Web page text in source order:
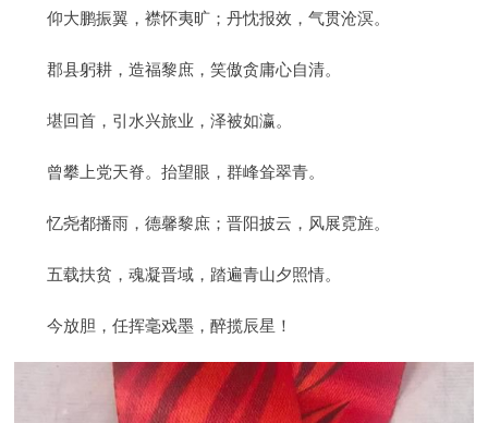
仰大鹏振翼，襟怀夷旷；丹忱报效，气贯沧溟。
郡县躬耕，造福黎庶，笑傲贪庸心自清。
堪回首，引水兴旅业，泽被如瀛。
曾攀上党天脊。抬望眼，群峰耸翠青。
忆尧都播雨，德馨黎庶；晋阳披云，风展霓旌。
五载扶贫，魂凝晋域，踏遍青山夕照情。
今放胆，任挥毫戏墨，醉揽辰星！